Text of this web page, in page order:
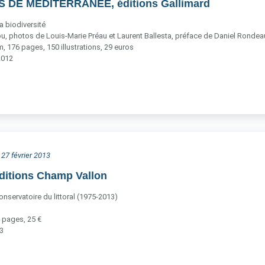
DE MÉDITERRANÉE, éditions Gallimard
biodiversité
photos de Louis-Marie Préau et Laurent Ballesta, préface de Daniel
176 pages, 150 illustrations, 29 euros
février 2013
Champ Vallon
du littoral (1975-2013)
pages, 25 €